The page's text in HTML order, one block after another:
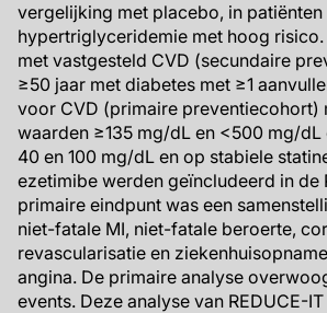
vergelijking met placebo, in patiënten
hypertriglyceridemie met hoog risico.
met vastgesteld CVD (secundaire
≥50 jaar met diabetes met ≥1
voor CVD (primaire preventiecohort)
waarden ≥135 mg/dL en <500 mg/dL
40 en 100 mg/dL en op stabiele
ezetimibe werden geïncludeerd in de
primaire eindpunt was een
niet-fatale MI, niet-fatale beroerte,
revascularisatie en
angina. De primaire analyse
events. Deze analyse van REDUCE-